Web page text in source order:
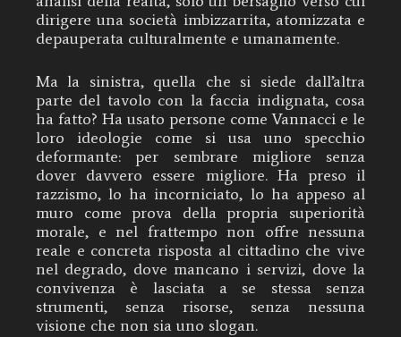
dirigere una società imbizzarrita, atomizzata e
depauperata culturalmente e umanamente.
Ma la sinistra, quella che si siede dall’altra
parte del tavolo con la faccia indignata, cosa
ha fatto? Ha usato persone come Vannacci e le
loro ideologie come si usa uno specchio
deformante: per sembrare migliore senza
dover davvero essere migliore. Ha preso il
razzismo, lo ha incorniciato, lo ha appeso al
muro come prova della propria superiorità
morale, e nel frattempo non offre nessuna
reale e concreta risposta al cittadino che vive
nel degrado, dove mancano i servizi, dove la
convivenza è lasciata a se stessa senza
strumenti, senza risorse, senza nessuna
visione che non sia uno slogan.